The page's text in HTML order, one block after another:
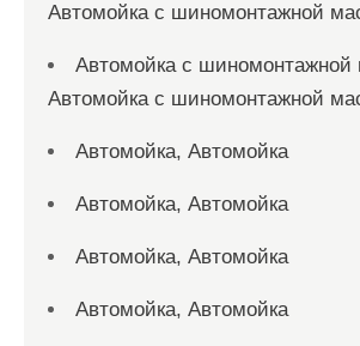
Автомойка с шиномонтажной
Автомойка с шиномонтажной
Автомойка с шиномонтажной
Автомойка, Автомойка
Автомойка, Автомойка
Автомойка, Автомойка
Автомойка, Автомойка